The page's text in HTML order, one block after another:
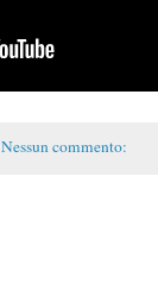
Nessun commento: